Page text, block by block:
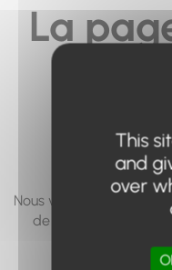
La
vous
Nous vous invitons à
de page, ou à
This
and
over